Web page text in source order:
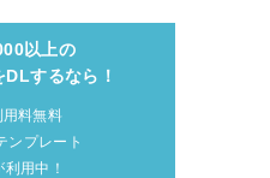
以上の
するなら！
料無料
ンプレート
用中！